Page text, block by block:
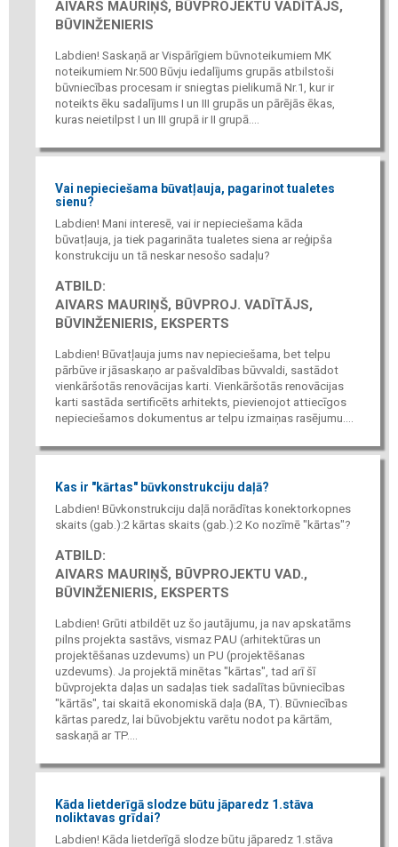
AIVARS MAURIŅŠ, BŪVPROJEKTU VADĪTĀJS,
BŪVINŽENIERIS
Labdien! Saskaņā ar Vispārīgiem būvnoteikumiem MK
noteikumiem Nr.500 Būvju iedalījums grupās atbilstoši
būvniecības procesam ir sniegtas pielikumā Nr.1, kur ir
noteikts ēku sadalījums I un III grupās un pārējās ēkas,
kuras neietilpst I un III grupā ir II grupā....
Vai nepieciešama būvatļauja, pagarinot tualetes
sienu?
Labdien! Mani interesē, vai ir nepieciešama kāda
būvatļauja, ja tiek pagarināta tualetes siena ar reģipša
konstrukciju un tā neskar nesošo sadaļu?
ATBILD:
AIVARS MAURIŅŠ, BŪVPROJ. VADĪTĀJS,
BŪVINŽENIERIS, EKSPERTS
Labdien! Būvatļauja jums nav nepieciešama, bet telpu
pārbūve ir jāsaskaņo ar pašvaldības būvvaldi, sastādot
vienkāršotās renovācijas karti. Vienkāršotās renovācijas
karti sastāda sertificēts arhitekts, pievienojot attiecīgos
nepieciešamos dokumentus ar telpu izmaiņas rasējumu....
Kas ir "kārtas" būvkonstrukciju daļā?
Labdien! Būvkonstrukciju daļā norādītas konektorkopnes
skaits (gab.):2 kārtas skaits (gab.):2 Ko nozīmē "kārtas"?
ATBILD:
AIVARS MAURIŅŠ, BŪVPROJEKTU VAD.,
BŪVINŽENIERIS, EKSPERTS
Labdien! Grūti atbildēt uz šo jautājumu, ja nav apskatāms
pilns projekta sastāvs, vismaz PAU (arhitektūras un
projektēšanas uzdevums) un PU (projektēšanas
uzdevums). Ja projektā minētas "kārtas", tad arī šī
būvprojekta daļas un sadaļas tiek sadalītas būvniecības
"kārtās", tai skaitā ekonomiskā daļa (BA, T). Būvniecības
kārtas paredz, lai būvobjektu varētu nodot pa kārtām,
saskaņā ar TP....
Kāda lietderīgā slodze būtu jāparedz 1.stāva
noliktavas grīdai?
Labdien! Kāda lietderīgā slodze būtu jāparedz 1.stāva